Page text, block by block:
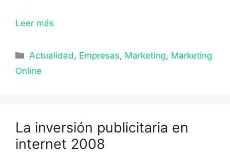
Leer más
Categorías
Actualidad, Empresas, Marketing, Marketing
Online
La inversión publicitaria en
internet 2008